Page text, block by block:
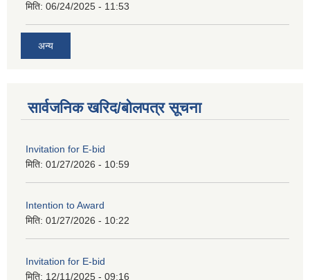
मिति: 06/24/2025 - 11:53
अन्य
सार्वजनिक खरिद/बोलपत्र सूचना
Invitation for E-bid
मिति: 01/27/2026 - 10:59
Intention to Award
मिति: 01/27/2026 - 10:22
Invitation for E-bid
मिति: 12/11/2025 - 09:16